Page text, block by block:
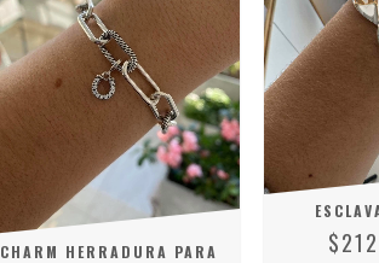
CHARM HERRADURA PARA